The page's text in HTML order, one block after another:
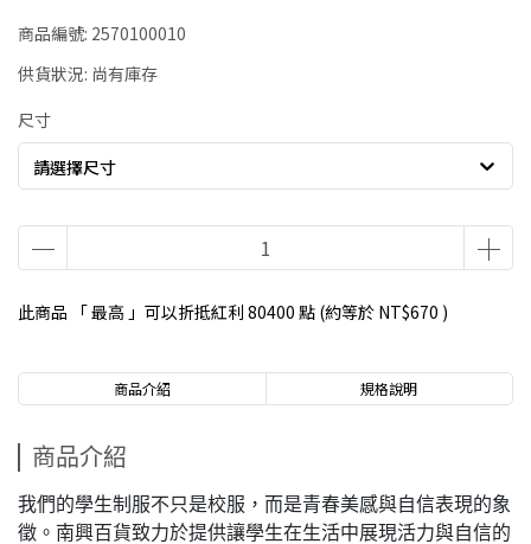
商品編號: 2570100010
供貨狀況: 尚有庫存
尺寸
請選擇尺寸
此商品 「 最高 」可以折抵紅利 80400 點 (約等於 NT$670 )
商品介紹 規格說明
商品介紹
我們的學生制服不只是校服，而是青春美感與自信表現的象
徵。南興百貨致力於提供讓學生在生活中展現活力與自信的